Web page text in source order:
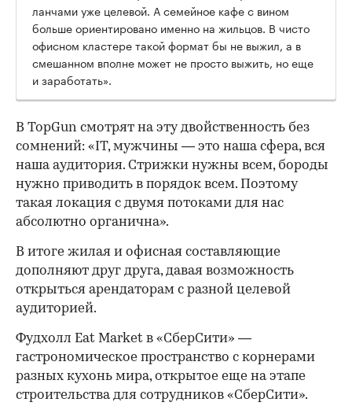
ланчами уже целевой. А семейное кафе с вином
больше ориентировано именно на жильцов. В чисто
офисном кластере такой формат бы не выжил, а в
смешанном вполне может не просто выжить, но еще
и заработать».
В TopGun смотрят на эту двойственность без
сомнений: «IT, мужчины — это наша сфера, вся
наша аудитория. Стрижки нужны всем, бороды
нужно приводить в порядок всем. Поэтому
такая локация с двумя потоками для нас
абсолютно органична».
В итоге жилая и офисная составляющие
дополняют друг друга, давая возможность
открыться арендаторам с разной целевой
аудиторией.
Фудхолл Eat Market в «СберСити» —
гастрономическое пространство с корнерами
разных кухонь мира, открытое еще на этапе
строительства для сотрудников «СберСити».